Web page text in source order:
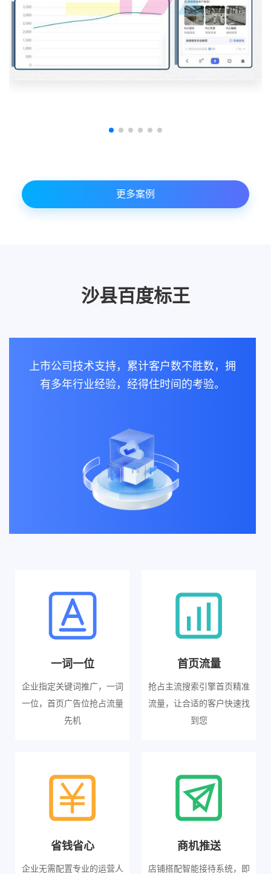
更多案例
沙县百度标王
上市公司技术支持，累计客户数不胜数，拥
有多年行业经验，经得住时间的考验。
一词一位
企业指定关键词推广，一词
一位，首页广告位抢占流量
先机
首页流量
抢占主流搜索引擎首页精准
流量，让合适的客户快速找
到您
省钱省心
企业无需配置专业的运营人
商机推送
店铺搭配智能接待系统，即